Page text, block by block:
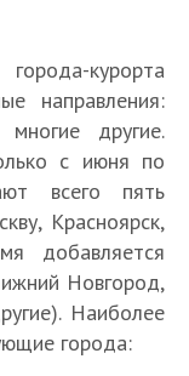
курорта
направления:
другие.
с июня по
всего пять
Красноярск,
добавляется
Новгород,
Наиболее
города: